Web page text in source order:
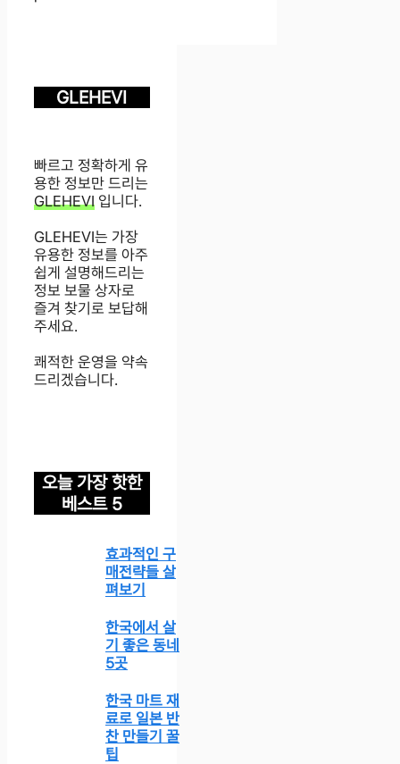
GLEHEVI
빠르고 정확하게 유
용한 정보만 드리는
GLEHEVI 입니다.
GLEHEVI는 가장
유용한 정보를 아주
쉽게 설명해드리는
정보 보물 상자로
즐겨 찾기로 보답해
주세요.
쾌적한 운영을 약속
드리겠습니다.
오늘 가장 핫한
베스트 5
효과적인 구
매전략들 살
펴보기
한국에서 살
기 좋은 동네
5곳
한국 마트 재
료로 일본 반
찬 만들기 꿀
팁